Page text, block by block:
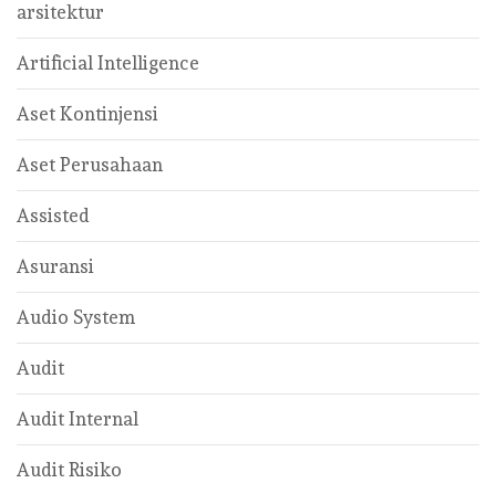
arsitektur
Artificial Intelligence
Aset Kontinjensi
Aset Perusahaan
Assisted
Asuransi
Audio System
Audit
Audit Internal
Audit Risiko